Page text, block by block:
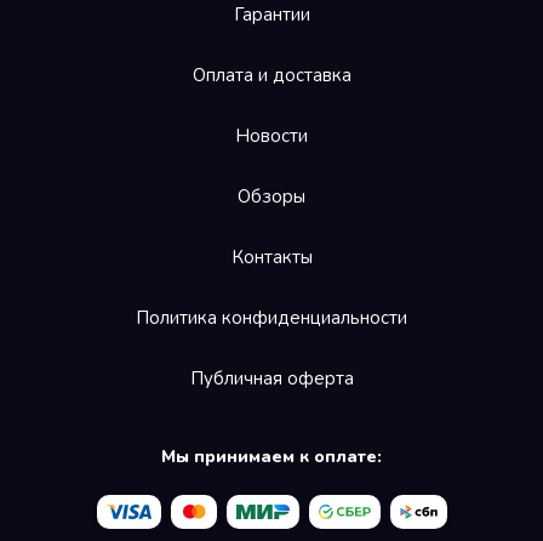
Необходимые файлы cookies
Эти файлы cookie необходимы для
активируются только в ответ на любые ваши
можете настроить свой браузер таким образом,
Гарантии
Оплата и доставка
Новости
Обзоры
Контакты
Политика конфиденциальности
Публичная оферта
Мы принимаем к оплате: